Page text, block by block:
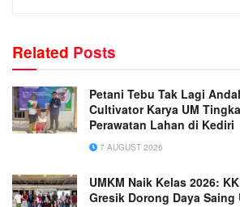
Related Posts
Petani Tebu Tak Lagi
Cultivator Karya UM
Perawatan Lahan di Kediri
7 AUGUST 2026
UMKM Naik Kelas 2026:
Gresik Dorong Daya Saing